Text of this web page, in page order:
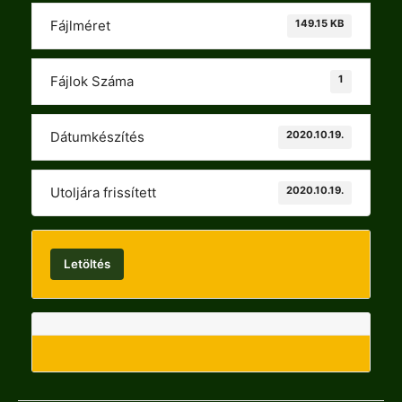
Fájlméret 149.15 KB
Fájlok Száma 1
Dátumkészítés 2020.10.19.
Utoljára frissített 2020.10.19.
Letöltés